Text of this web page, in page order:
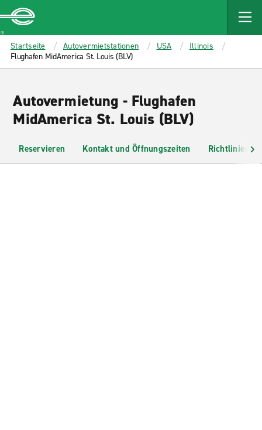
MAIN
CONTENT
Enterprise
Startseite Autovermietstationen USA
Illinois
Flughafen MidAmerica St. Louis (BLV)
Autovermietung - Flughafen
MidAmerica St. Louis (BLV)
Reservieren Kontakt und Öffnungszeiten Richtlinien